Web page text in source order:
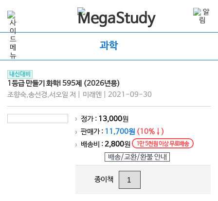
과학
내신대비
1등급 만들기 화학I 595제 (2026년용)
조향숙,송선경,서오일 저 | 미래엔 | 2021-09-30
> 정가 : 13,000원
> 판매가 : 11,700원 (10%↓)
> 배송비 :2,800원 1만 5천원 이상 무료배송
배송/교환/환불 안내
종이책